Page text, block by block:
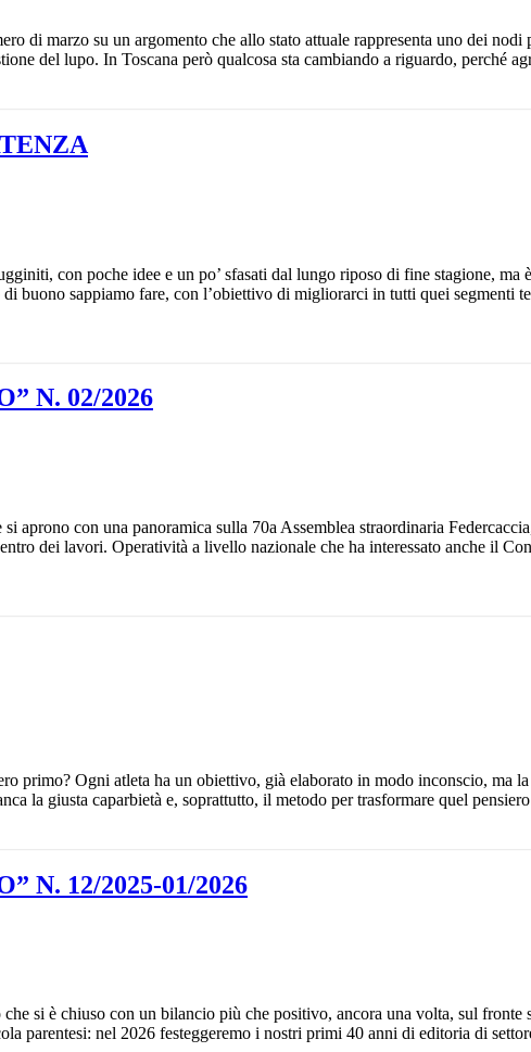
di marzo su un argomento che allo stato attuale rappresenta uno dei
del lupo. In Toscana però qualcosa sta cambiando a riguardo, perché
con poche idee e un po’ sfasati dal lungo riposo di fine stagione, ma
buono sappiamo fare, con l’obiettivo di migliorarci in tutti quei segmenti
N. 02/2026
aprono con una panoramica sulla 70a Assemblea straordinaria
dei lavori. Operatività a livello nazionale che ha interessato anche il
primo? Ogni atleta ha un obiettivo, già elaborato in modo inconscio, ma
la giusta caparbietà e, soprattutto, il metodo per trasformare quel
N. 12/2025-01/2026
si è chiuso con un bilancio più che positivo, ancora una volta, sul fronte
parentesi: nel 2026 festeggeremo i nostri primi 40 anni di editoria di